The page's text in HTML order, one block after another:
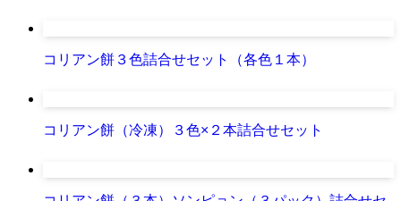
コリアン餅３色詰合せセット（各色１本）
コリアン餅（冷凍）３色×２本詰合せセット